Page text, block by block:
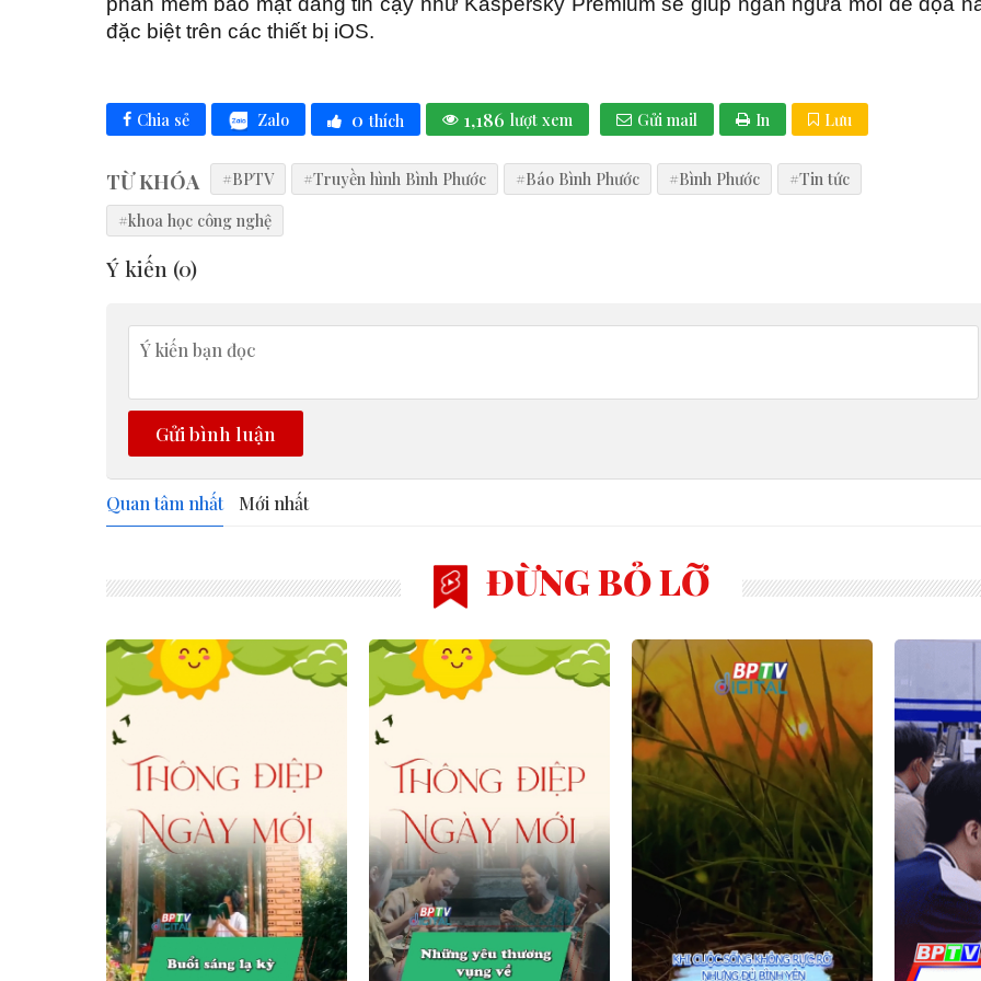
đặc biệt trên các thiết bị iOS.
Chia sẻ Zalo 0 thích 1,186 lượt xem Gửi mail In Lưu
TỪ KHÓA #BPTV #Truyền hình Bình Phước #Báo Bình Phước #Bình Phước
#Tin tức
#khoa học công nghệ
Ý kiến (0)
Gửi bình luận
Quan tâm nhất Mới nhất
ĐỪNG BỎ LỠ